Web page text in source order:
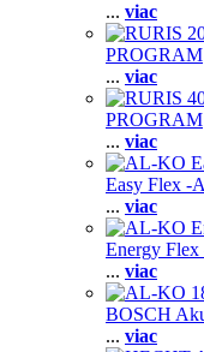
... viac
PROGRAM
... viac
PROGRAM
... viac
Easy Flex -
... viac
Energy Flex
... viac
BOSCH
... viac